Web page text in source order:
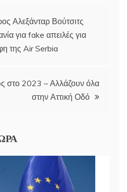
Αλεξάνταρ Βούτσιτς
για fake απειλές για
της Air Serbia
στο 2023 – Αλλάζουν όλα
στην Αττική Οδό